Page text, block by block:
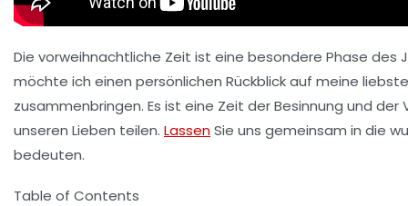
Die vorweihnachtliche Zeit ist eine besondere Phase des
möchte ich einen persönlichen Rückblick auf meine
zusammenbringen. Es ist eine Zeit der Besinnung und
unseren Lieben teilen. LassenSie uns gemeinsam in die
bedeuten.
Table of Contents